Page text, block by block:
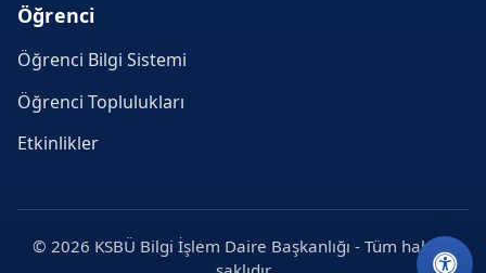
Öğrenci
Öğrenci Bilgi Sistemi
Öğrenci Toplulukları
Etkinlikler
© 2026 KSBÜ Bilgi İşlem Daire Başkanlığı - Tüm hakları